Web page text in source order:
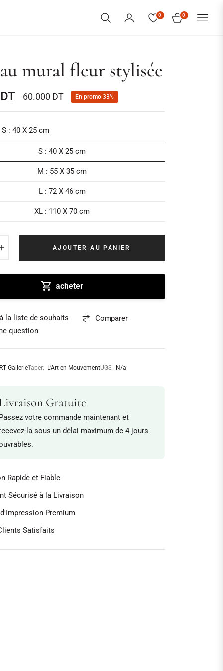
0 0
PANIER
mural fleur stylisée
Prix
habituel
60.000 DT En promo 33%
S : 40 X 25 cm
S : 40 X 25 cm
M : 55 X 35 cm
L : 72 X 46 cm
XL : 110 X 70 cm
AJOUTER AU PANIER
acheter
la liste de souhaits
Comparer
question
GallerieTaper: L’Art en MouvementUGS: N/a
Livraison Gratuite
Passez votre commande maintenant et
recevez-la sous un délai maximum de 4 jours
Rapide et Fiable
Sécurisé à la Livraison
Premium
Satisfaits